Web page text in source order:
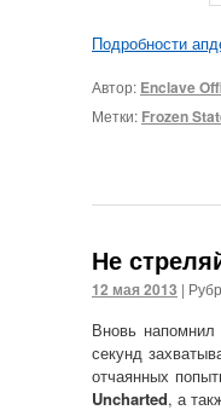
Подробности
Автор: Enclave
Метки: Frozen
Не
12 мая 2013 |
Вновь
секунд
отчаянных
Uncharted, а